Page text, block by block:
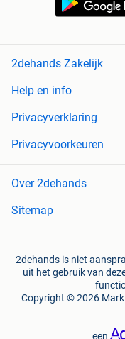
2dehands Zakelijk
Help en info
Privacyverklaring
Privacyvoorkeuren
Over 2dehands
Sitemap
2dehands is niet
uit het gebruik van
Copyright © 2026
een